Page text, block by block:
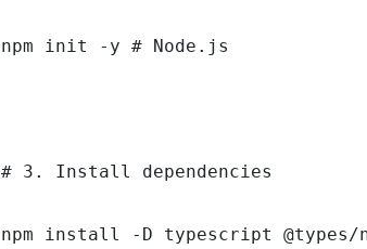
npm init -y # Node.js
# 3. Install dependencies
npm install -D typescript @types/